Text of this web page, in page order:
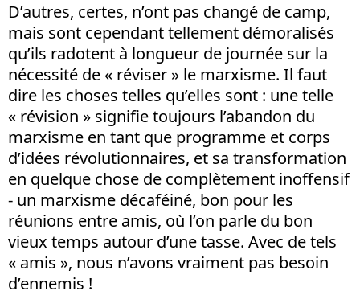
D’autres, certes, n’ont pas changé de camp,
mais sont cependant tellement démoralisés
qu’ils radotent à longueur de journée sur la
nécessité de « réviser » le marxisme. Il faut
dire les choses telles qu’elles sont : une telle
« révision » signifie toujours l’abandon du
marxisme en tant que programme et corps
d’idées révolutionnaires, et sa transformation
en quelque chose de complètement inoffensif
- un marxisme décaféiné, bon pour les
réunions entre amis, où l’on parle du bon
vieux temps autour d’une tasse. Avec de tels
« amis », nous n’avons vraiment pas besoin
d’ennemis !